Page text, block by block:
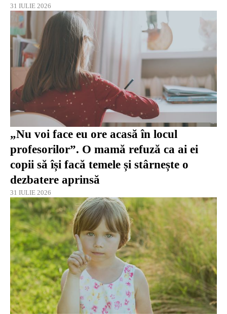
31 IULIE 2026
„Nu voi face eu ore acasă în locul
profesorilor”. O mamă refuză ca ai ei
copii să își facă temele și stârnește o
dezbatere aprinsă
31 IULIE 2026